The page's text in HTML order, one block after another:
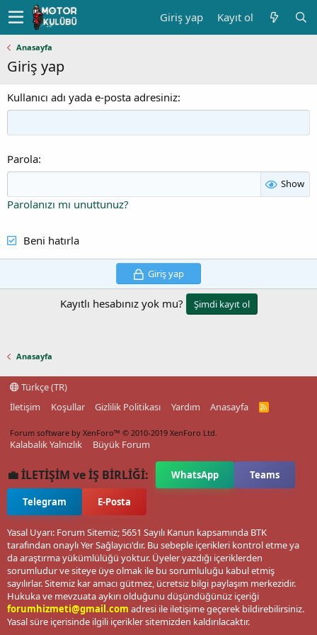
Giriş yap Kayıt ol
Anasayfa
Giriş yap
Kullanıcı adı yada e-posta adresiniz
Parola
Show
Parolanızı mı unuttunuz?
Beni hatırla
Giriş yap
Kayıtlı hesabınız yok mu? Şimdi kayıt ol
Anasayfa
Türkçe (TR)
İletişim
Koşullar Gizlilik Politikası Yardım Anasayfa
R
Forum software by XenForo™ © 2010-2019 XenForo Ltd.
Kalabalık Yalnızlık Büyük Forum
💼 İLETİŞİM ve İŞ BİRLİĞİ: WhatsApp Teams
Telegram E-Posta
Yasal Uyarı: Forum Sitemiz; 5651 Sayılı Kanun kapsamında BTK
tarafından onaylı Yer Sağlayıcı'dır. Bu sebeple içerikleri kontrol etme ya
da araştırma yükümlülüğü yoktur. Üyeler yazdığı içeriklerden
sorumludur ve siteye üye olmak ile bu sorumluluğu kabul etmiş
sayılırlar. Sitemiz kar amacı gütmez, ücretsiz bilgi paylaşım merkezidir.
Hukuka ve mevzuata aykırı olduğunu düşündüğünüz içeriği
forumhizmeti@gmail.com adresi ile iletişime geçerek bildirebilirsiniz.
Yasal süre içerisinde ilgili içerikler sitemizden kaldırılacaktır.